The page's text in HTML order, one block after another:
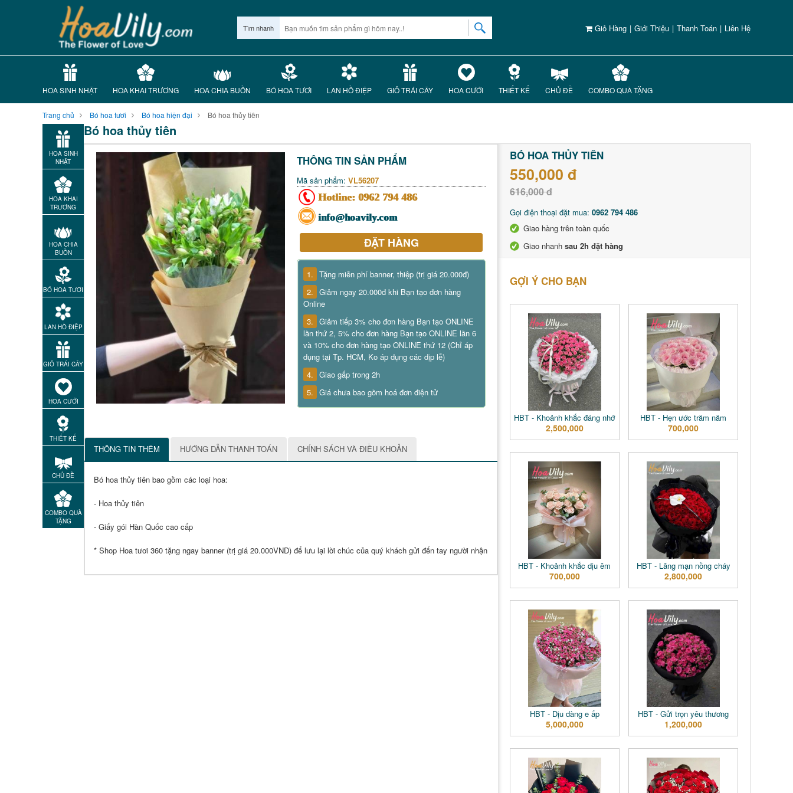
Giỏ Hàng | Giới Thiệu | Thanh Toán | Liên Hệ
Tìm nhanh
HOA SINH NHẬT HOA KHAI TRƯƠNG HOA CHIA BUỒN BÓ HOA TƯƠI LAN HỒ ĐIỆP GIỎ TRÁI CÂY HOA CƯỚI THIẾT KẾ CHỦ ĐỀ COMBO QUÀ TẶNG
Trang chủ Bó hoa tươi Bó hoa hiện đại Bó hoa thủy tiên
HOA SINH
NHẬT
HOA KHAI
TRƯƠNG
HOA CHIA
BUỒN
BÓ HOA TƯƠI
LAN HỒ ĐIỆP
GIỎ TRÁI CÂY
HOA CƯỚI
THIẾT KẾ
CHỦ ĐỀ
COMBO QUÀ
TẶNG
Bó hoa thủy tiên
THÔNG TIN SẢN PHẨM
Mã sản phẩm: VL56207
Hotline: 0962 794 486
info@hoavily.com
ĐẶT HÀNG
1. Tặng miễn phí banner, thiệp (trị giá 20.000đ)
2. Giảm ngay 20.000đ khi Bạn tạo đơn hàng
Online
3. Giảm tiếp 3% cho đơn hàng Bạn tạo ONLINE
lần thứ 2, 5% cho đơn hàng Bạn tạo ONLINE lần 6
và 10% cho đơn hàng tạo ONLINE thứ 12 (Chỉ áp
dụng tại Tp. HCM, Ko áp dụng các dịp lễ)
4. Giao gấp trong 2h
5. Giá chưa bao gồm hoá đơn điện tử
THÔNG TIN THÊM HƯỚNG DẪN THANH TOÁN CHÍNH SÁCH VÀ ĐIỀU KHOẢN
Bó hoa thủy tiên bao gồm các loại hoa:
- Hoa thủy tiên
- Giấy gói Hàn Quốc cao cấp
* Shop Hoa tươi 360 tặng ngay banner (trị giá 20.000VND) để lưu lại lời chúc của quý khách gửi đến tay người nhận
BÓ HOA THỦY TIÊN
550,000 đ
616,000 đ
Gọi điện thoại đặt mua: 0962 794 486
Giao hàng trên toàn quốc
Giao nhanh sau 2h đặt hàng
GỢI Ý CHO BẠN
HBT - Khoảnh khắc đáng nhớ
2,500,000
HBT - Hẹn ước trăm năm
700,000
HBT - Khoảnh khắc dịu êm
700,000
HBT - Lãng mạn nồng cháy
2,800,000
HBT - Dịu dàng e ấp
5,000,000
HBT - Gửi trọn yêu thương
1,200,000